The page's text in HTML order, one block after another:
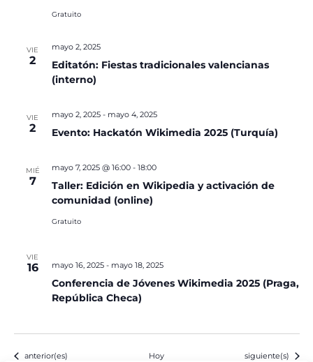
Gratuito
VIE
2
Editatón: Fiestas tradicionales valencianas
(interno)
mayo 2, 2025
VIE
2 Evento: Hackatón Wikimedia 2025 (Turquía)
mayo 2, 2025- mayo 4, 2025
MIÉ
7
Taller: Edición en Wikipedia y activación de
comunidad (online)
mayo 7, 2025 @ 16:00- 18:00
Gratuito
VIE
16
Conferencia de Jóvenes Wikimedia 2025 (Praga,
República Checa)
mayo 16, 2025- mayo 18, 2025
Eventos
anterior(es) Hoy Eventos
siguiente(s)